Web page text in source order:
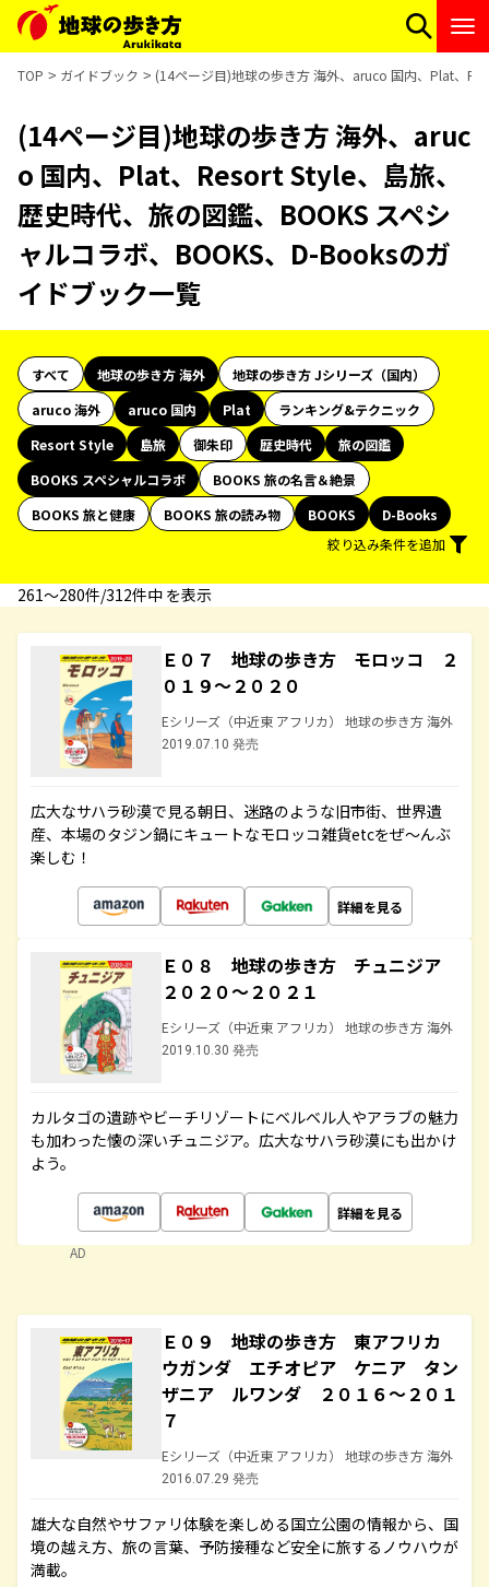
TOP ガイドブック (14ページ目)地球の歩き方 海外、aruco 国内、Plat、
(14ページ目)地球の歩き方 海外、aruc
o 国内、Plat、Resort Style、島旅、
歴史時代、旅の図鑑、BOOKS スペシ
ャルコラボ、BOOKS、D-Booksのガ
イドブック一覧
すべて 地球の歩き方 海外
地球の歩き方 Jシリーズ（国内）
aruco 海外
aruco 国内 Plat
ランキング&テクニック
Resort Style
島旅 御朱印 歴史時代
旅の図鑑
BOOKS スペシャルコラボ
BOOKS 旅の名言＆絶景
BOOKS 旅と健康
BOOKS 旅の読み物 BOOKS
D-Books
絞り込み条件を追加
261〜280件/312件中 を表示
Ｅ０７ 地球の歩き方 モロッコ ２
０１９～２０２０
Eシリーズ（中近東 アフリカ） 地球の歩き方 海外
2019.07.10 発売
広大なサハラ砂漠で見る朝日、迷路のような旧市街、世界遺
産、本場のタジン鍋にキュートなモロッコ雑貨etcをぜ～んぶ
楽しむ！
詳細を見る
Ｅ０８ 地球の歩き方 チュニジア
２０２０～２０２１
Eシリーズ（中近東 アフリカ） 地球の歩き方 海外
2019.10.30 発売
カルタゴの遺跡やビーチリゾートにベルベル人やアラブの魅力
も加わった懐の深いチュニジア。広大なサハラ砂漠にも出かけ
よう。
詳細を見る
AD
Ｅ０９ 地球の歩き方 東アフリカ
ウガンダ エチオピア ケニア タン
ザニア ルワンダ ２０１６～２０１
７
Eシリーズ（中近東 アフリカ） 地球の歩き方 海外
2016.07.29 発売
雄大な自然やサファリ体験を楽しめる国立公園の情報から、国
境の越え方、旅の言葉、予防接種など安全に旅するノウハウが
満載。